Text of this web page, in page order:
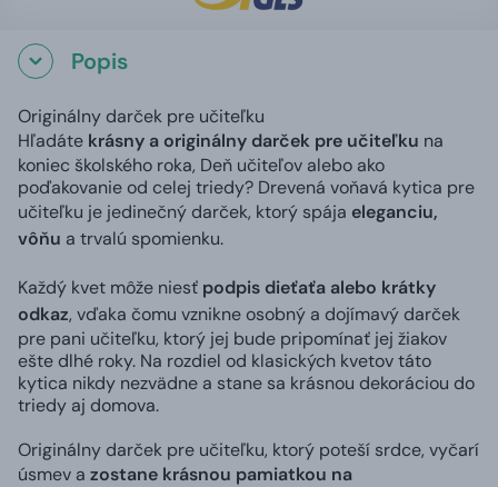
Popis
Originálny darček pre učiteľku
Hľadáte krásny a originálny darček pre učiteľku na
koniec školského roka, Deň učiteľov alebo ako
poďakovanie od celej triedy? Drevená voňavá kytica pre
učiteľku je jedinečný darček, ktorý spája eleganciu,
vôňu a trvalú spomienku.
Každý kvet môže niesť podpis dieťaťa alebo krátky
odkaz, vďaka čomu vznikne osobný a dojímavý darček
pre pani učiteľku, ktorý jej bude pripomínať jej žiakov
ešte dlhé roky. Na rozdiel od klasických kvetov táto
kytica nikdy nezvädne a stane sa krásnou dekoráciou do
triedy aj domova.
Originálny darček pre učiteľku, ktorý poteší srdce, vyčarí
úsmev a zostane krásnou pamiatkou na